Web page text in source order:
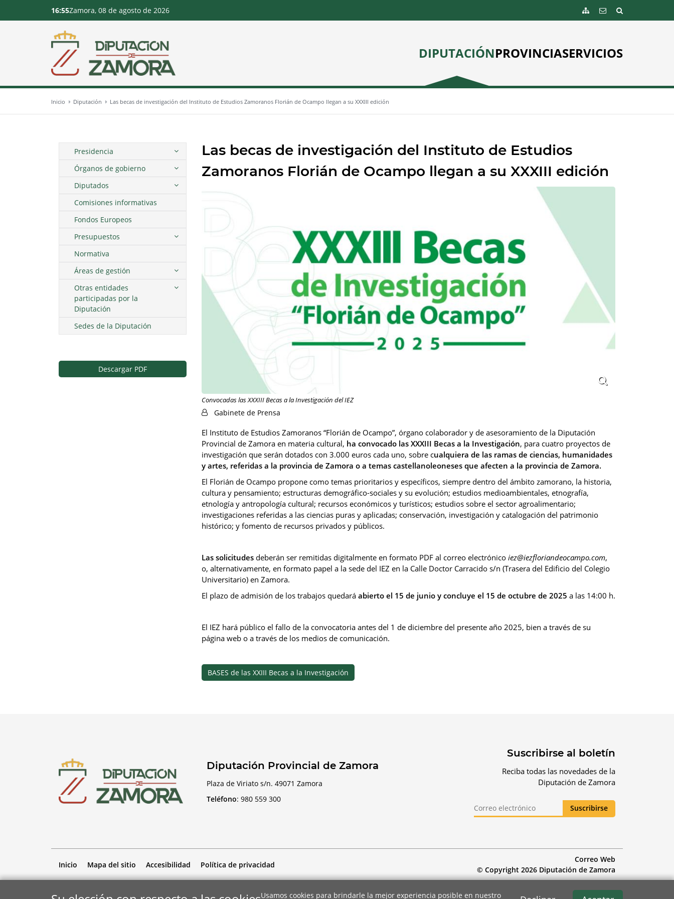
DIPUTACIÓNPROVINCIASERVICIOS
16:55Zamora, 08 de agosto de 2026
Inicio Diputación Las becas de investigación del Instituto de Estudios Zamoranos Florián de Ocampo llegan a su XXXIII edición
Las becas de investigación del Instituto de Estudios
Zamoranos Florián de Ocampo llegan a su XXXIII edición
Convocadas las XXXIII Becas a la Investigación del IEZ
Gabinete de Prensa
El Instituto de Estudios Zamoranos “Florián de Ocampo”, órgano colaborador y de asesoramiento de la Diputación
Provincial de Zamora en materia cultural, ha convocado las XXXIII Becas a la Investigación, para cuatro proyectos de
investigación que serán dotados con 3.000 euros cada uno, sobre cualquiera de las ramas de ciencias, humanidades
y artes, referidas a la provincia de Zamora o a temas castellanoleoneses que afecten a la provincia de Zamora.
El Florián de Ocampo propone como temas prioritarios y específicos, siempre dentro del ámbito zamorano, la historia,
cultura y pensamiento; estructuras demográfico-sociales y su evolución; estudios medioambientales, etnografía,
etnología y antropología cultural; recursos económicos y turísticos; estudios sobre el sector agroalimentario;
investigaciones referidas a las ciencias puras y aplicadas; conservación, investigación y catalogación del patrimonio
histórico; y fomento de recursos privados y públicos.
Las solicitudes deberán ser remitidas digitalmente en formato PDF al correo electrónico iez@iezfloriandeocampo.com,
o, alternativamente, en formato papel a la sede del IEZ en la Calle Doctor Carracido s/n (Trasera del Edificio del Colegio
Universitario) en Zamora.
El plazo de admisión de los trabajos quedará abierto el 15 de junio y concluye el 15 de octubre de 2025 a las 14:00 h.
El IEZ hará público el fallo de la convocatoria antes del 1 de diciembre del presente año 2025, bien a través de su
página web o a través de los medios de comunicación.
BASES de las XXIII Becas a la Investigación
Presidencia
Órganos de gobierno
Diputados
Comisiones informativas
Fondos Europeos
Presupuestos
Normativa
Áreas de gestión
Otras entidades
participadas por la
Diputación
Sedes de la Diputación
Descargar PDF
Diputación Provincial de Zamora
Plaza de Viriato s/n. 49071 Zamora
Teléfono: 980 559 300
Suscribirse al boletín
Reciba todas las novedades de la
Diputación de Zamora
Inicio Mapa del sitio Accesibilidad Política de privacidad
Correo Web
© Copyright 2026 Diputación de Zamora
Usamos cookies para brindarle la mejor experiencia posible en nuestro